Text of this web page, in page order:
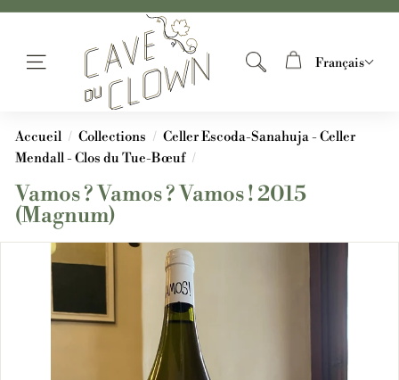
Passer
contenu
Diaporama
Pause
Free Shipping on all orders over €150
Navigation
L
a
C
a
v
e
d
u
C
l
o
w
RechercherFrançais
Accueil / Collections / Celler Escoda-Sanahuja - Celler
Mendall - Clos du Tue-Bœuf /
Vamos ? Vamos ? Vamos ! 2015
(Magnum)